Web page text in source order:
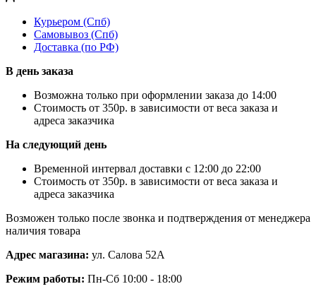
Курьером (Спб)
Самовывоз (Спб)
Доставка (по РФ)
В день заказа
Возможна только при оформлении заказа до 14:00
Стоимость от 350р. в зависимости от веса заказа и
адреса заказчика
На следующий день
Временной интервал доставки с 12:00 до 22:00
Стоимость от 350р. в зависимости от веса заказа и
адреса заказчика
Возможен только после звонка и подтверждения от менеджера
наличия товара
Адрес магазина: ул. Салова 52А
Режим работы: Пн-Сб 10:00 - 18:00